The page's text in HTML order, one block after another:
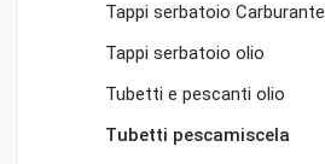
Tappi serbatoio Carburante
Tappi serbatoio olio
Tubetti e pescanti olio
Tubetti pescamiscela